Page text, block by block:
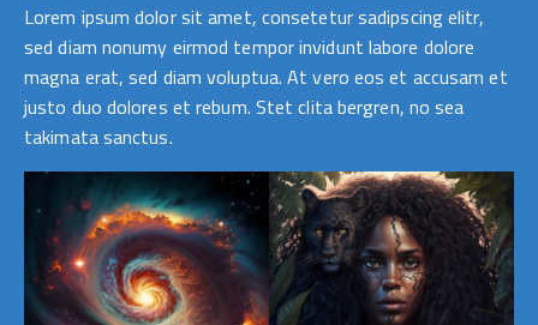
Lorem ipsum dolor sit amet, consetetur sadipscing elitr,
sed diam nonumy eirmod tempor invidunt labore dolore
magna erat, sed diam voluptua. At vero eos et accusam et
justo duo dolores et rebum. Stet clita bergren, no sea
takimata sanctus.